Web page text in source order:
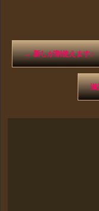
←新しが割使えます♪
滋